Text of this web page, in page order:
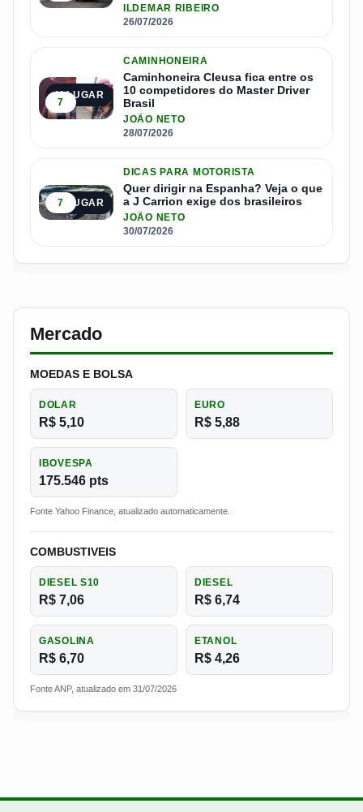
ILDEMAR RIBEIRO
26/07/2026
4º LUGAR
7
CAMINHONEIRA
Caminhoneira Cleusa fica entre os
10 competidores do Master Driver
Brasil
JOÃO NETO
28/07/2026
5º LUGAR
7
DICAS PARA MOTORISTA
Quer dirigir na Espanha? Veja o que
a J Carrion exige dos brasileiros
JOÃO NETO
30/07/2026
Mercado
MOEDAS E BOLSA
DOLAR
R$ 5,10
EURO
R$ 5,88
IBOVESPA
175.546 pts
Fonte Yahoo Finance, atualizado automaticamente.
COMBUSTIVEIS
DIESEL S10
R$ 7,06
DIESEL
R$ 6,74
GASOLINA
R$ 6,70
ETANOL
R$ 4,26
Fonte ANP, atualizado em 31/07/2026